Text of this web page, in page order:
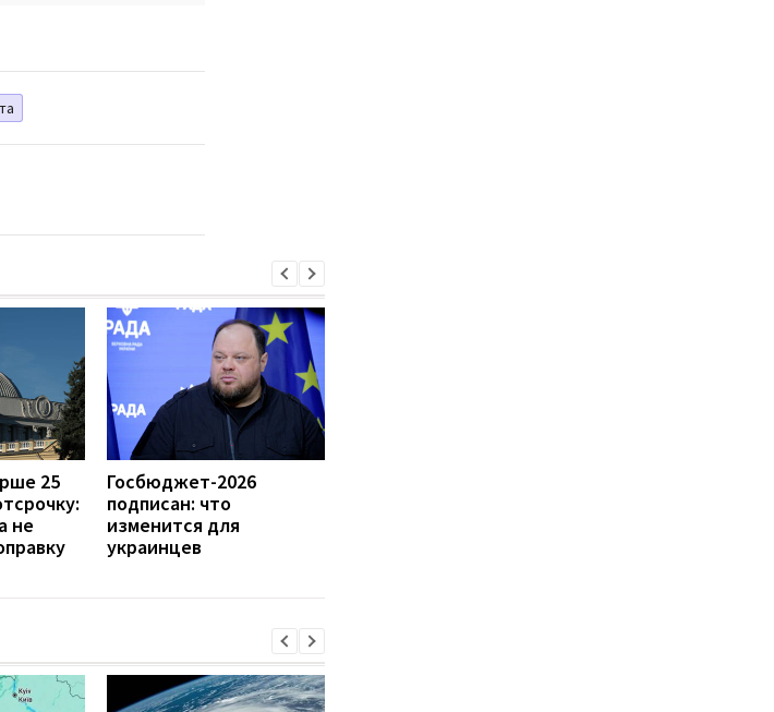
25
не
Госбюджет-2026
подписан: что
изменится для
украинцев